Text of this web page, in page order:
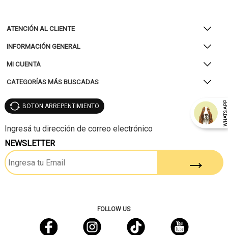
ATENCIÓN AL CLIENTE
INFORMACIÓN GENERAL
MI CUENTA
CATEGORÍAS MÁS BUSCADAS
WHATSAPP
BOTON ARREPENTIMIENTO
NEWSLETTER
FOLLOW US